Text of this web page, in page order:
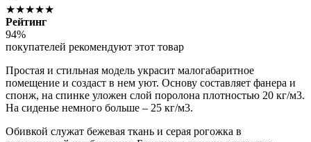
★★★★★
Рейтинг
94%
покупателей рекомендуют этот товар
Простая и стильная модель украсит малогабаритное
помещение и создаст в нем уют. Основу составляет фанера и
спонж, на спинке уложен слой поролона плотностью 20 кг/м3.
На сиденье немного больше – 25 кг/м3.
Обивкой служат бежевая ткань и серая рогожка в